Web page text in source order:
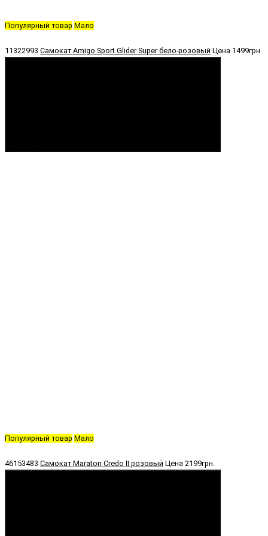
Популярный товар Мало
11322993 Самокат Amigo Sport Glider Super бело-розовый Цена 1499грн.
Популярный товар Мало
46153483 Самокат Maraton Credo II розовый Цена 2199грн.